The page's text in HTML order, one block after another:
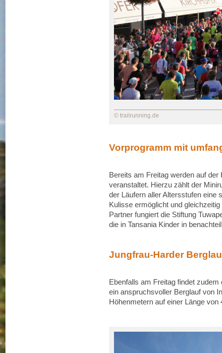
© trailrunning.de
Vorprogramm mit
Bereits am Freitag werden auf
veranstaltet. Hierzu zählt der
der Läufern aller Altersstufen eine
Kulisse ermöglicht und
Partner fungiert die Stiftung
die in Tansania Kinder in
Jungfrau-Harder
Ebenfalls am Freitag findet
ein anspruchsvoller Berglauf von
Höhenmetern auf einer Länge